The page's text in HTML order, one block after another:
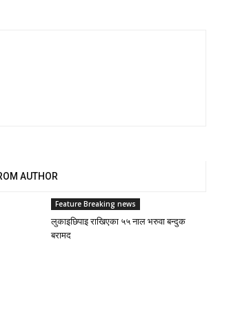
AUTHOR
Feature Breaking news
लुकाइछिपाइ राखिएका ५५ नाल भरुवा बन्दुक
बरामद